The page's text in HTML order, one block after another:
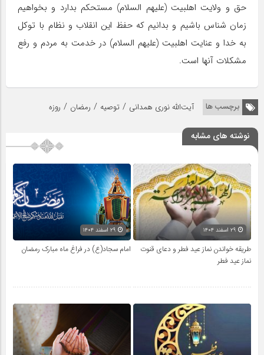
حق و ولایت اهلبیت (علیهم السلام) مستحکم بدارد و بخواهیم
زمان شناس باشیم و بدانیم که حفظ این انقلاب و نظام با توکل
به خدا و عنایت اهلبیت (علیهم السلام) در خدمت به مردم و رفع
مشکلات آنها است.
برچسب ها آیت‌الله نوری همدانی / توصیه‌ / رمضان / روزه
نوشته های مشابه
طریقه خواندن نماز عید فطر و دعای قنوت
نماز عید فطر
امام سجاد(ع) در فراغ ماه مبارک رمضان